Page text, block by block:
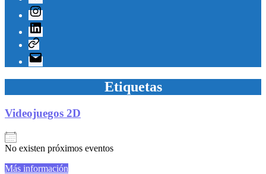
Instagram
Linkedin
Telegram
Correo
electrónico
Etiquetas
Videojuegos 2D
No existen próximos eventos
Más información